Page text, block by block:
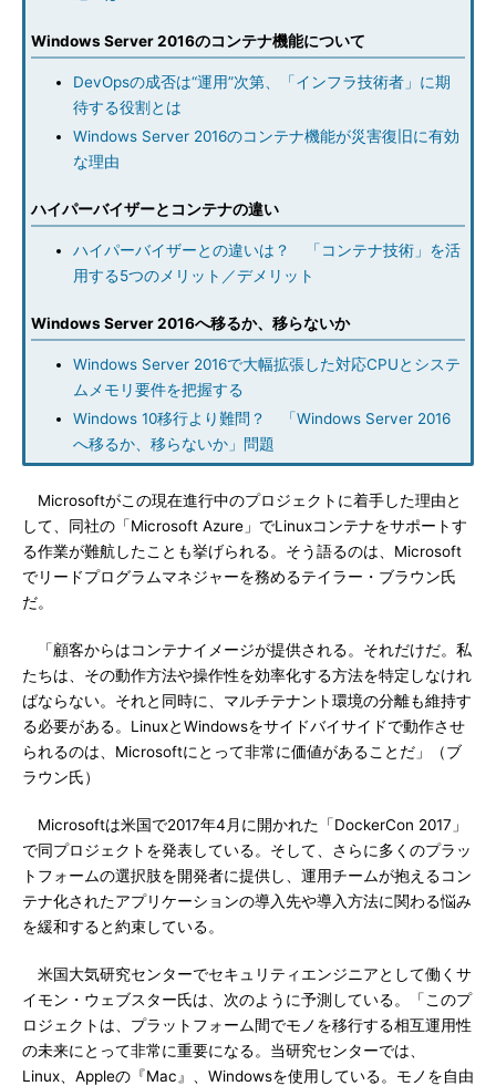
Windows Server 2016のコンテナ機能について
DevOpsの成否は“運用”次第、「インフラ技術者」に期
待する役割とは
Windows Server 2016のコンテナ機能が災害復旧に有効
な理由
ハイパーバイザーとコンテナの違い
ハイパーバイザーとの違いは？ 「コンテナ技術」を活
用する5つのメリット／デメリット
Windows Server 2016へ移るか、移らないか
Windows Server 2016で大幅拡張した対応CPUとシステ
ムメモリ要件を把握する
Windows 10移行より難問？ 「Windows Server 2016
へ移るか、移らないか」問題
Microsoftがこの現在進行中のプロジェクトに着手した理由と
して、同社の「Microsoft Azure」でLinuxコンテナをサポートす
る作業が難航したことも挙げられる。そう語るのは、Microsoft
でリードプログラムマネジャーを務めるテイラー・ブラウン氏
だ。
「顧客からはコンテナイメージが提供される。それだけだ。私
たちは、その動作方法や操作性を効率化する方法を特定しなけれ
ばならない。それと同時に、マルチテナント環境の分離も維持す
る必要がある。LinuxとWindowsをサイドバイサイドで動作させ
られるのは、Microsoftにとって非常に価値があることだ」（ブ
ラウン氏）
Microsoftは米国で2017年4月に開かれた「DockerCon 2017」
で同プロジェクトを発表している。そして、さらに多くのプラッ
トフォームの選択肢を開発者に提供し、運用チームが抱えるコン
テナ化されたアプリケーションの導入先や導入方法に関わる悩み
を緩和すると約束している。
米国大気研究センターでセキュリティエンジニアとして働くサ
イモン・ウェブスター氏は、次のように予測している。「このプ
ロジェクトは、プラットフォーム間でモノを移行する相互運用性
の未来にとって非常に重要になる。当研究センターでは、
Linux、Appleの『Mac』、Windowsを使用している。モノを自由